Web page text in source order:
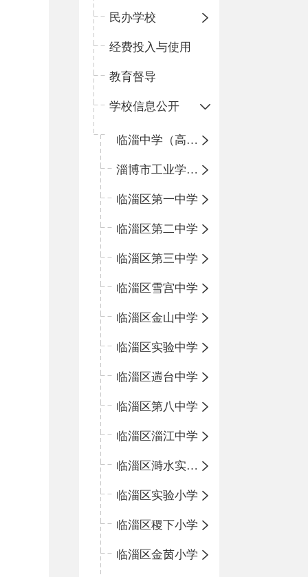
民办学校
经费投入与使用
教育督导
学校信息公开
临淄中学（高中）
淄博市工业学校（中职学校）
临淄区第一中学
临淄区第二中学
临淄区第三中学
临淄区雪宫中学
临淄区金山中学
临淄区实验中学
临淄区遄台中学
临淄区第八中学
临淄区淄江中学
临淄区溡水实验学校
临淄区实验小学
临淄区稷下小学
临淄区金茵小学